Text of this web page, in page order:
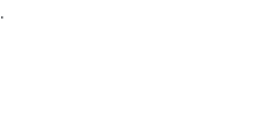
.